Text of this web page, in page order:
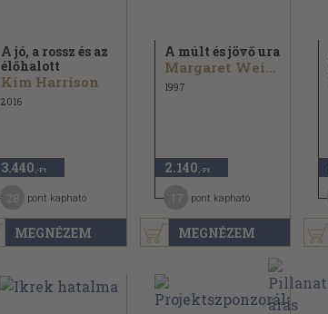
MEGNÉZEM
A jó, a rossz és az
élőhalott
Kim Harrison
2016
3.440 ,-Ft
pont kapható
MEGNÉZEM
A múlt és jövő ura
Margaret Weis...
1997
2.140 ,-Ft
pont kapható